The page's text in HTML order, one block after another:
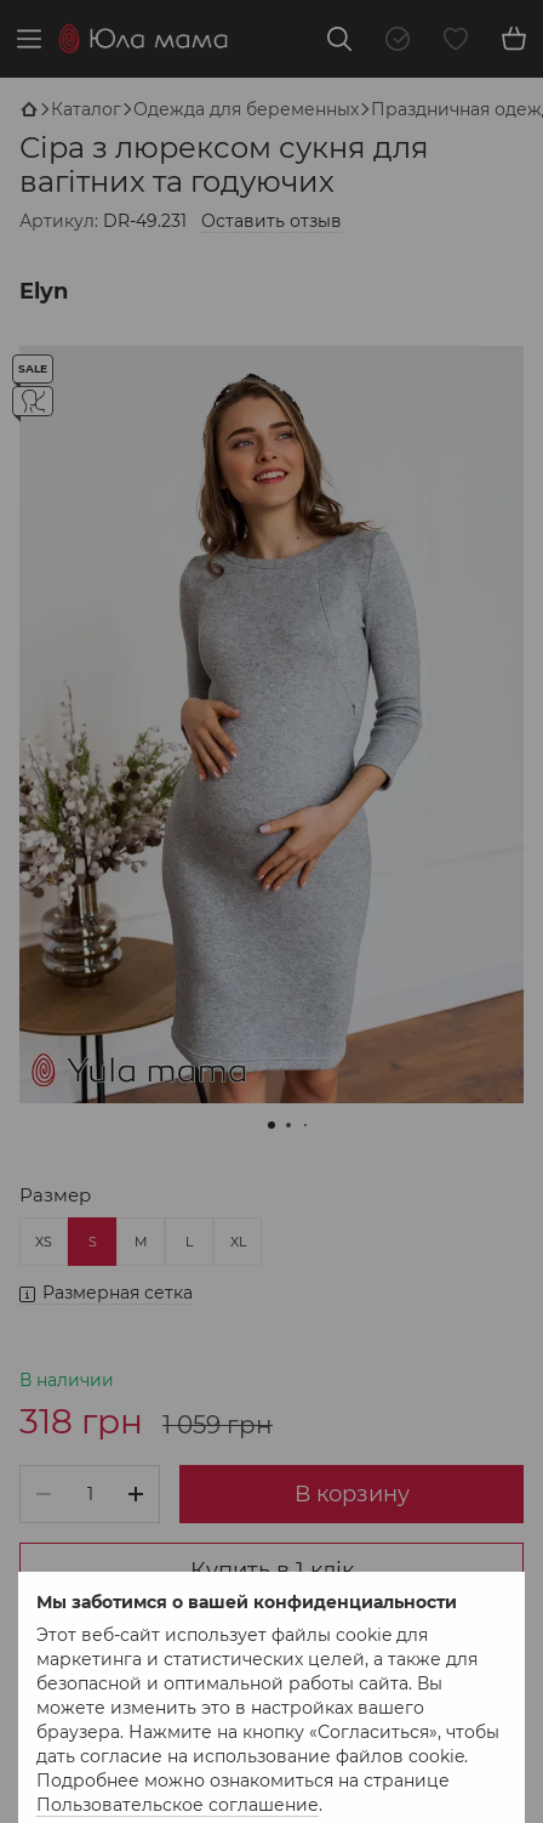
Мы заботимся о вашей конфиденциальности
Этот веб-сайт использует файлы cookie для
маркетинга и статистических целей, а также для
безопасной и оптимальной работы сайта. Вы
можете изменить это в настройках вашего
браузера. Нажмите на кнопку «Согласиться», чтобы
дать согласие на использование файлов cookie.
Подробнее можно ознакомиться на странице
Пользовательское соглашение.
Каталог Одежда для беременных Праздничная
Сіра з люрексом сукня для
вагітних та годуючих
Артикул: DR-49.231 Оставить отзыв
Elyn
SALE
Размер
XS S M L XL
Размерная сетка
В наличии
318 грн 1 059 грн
В корзину
Купить в 1 клік
В избранное К сравнению